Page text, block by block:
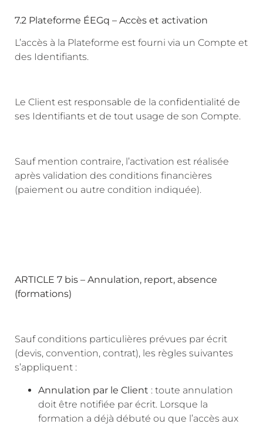
7.2 Plateforme ÉEGq – Accès et activation
L’accès à la Plateforme est fourni via un Compte et
des Identifiants.
Le Client est responsable de la confidentialité de
ses Identifiants et de tout usage de son Compte.
Sauf mention contraire, l’activation est réalisée
après validation des conditions financières
(paiement ou autre condition indiquée).
ARTICLE 7 bis – Annulation, report, absence
(formations)
Sauf conditions particulières prévues par écrit
(devis, convention, contrat), les règles suivantes
s’appliquent :
Annulation par le Client : toute annulation
doit être notifiée par écrit. Lorsque la
formation a déjà débuté ou que l’accès aux